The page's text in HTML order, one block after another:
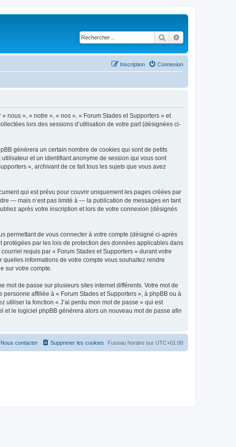
Rechercher
Connexion
Inscription
nous », « notre », « nos », « Forum Stades et Supporters » et
lors des sessions d’utilisation de votre part (désignées ci-
génèrera un certain nombre de cookies qui sont de petits
et un identifiant anonyme de session qui vous sont
», archivant de ce fait tous les sujets que vous avez
qui est prévu pour couvrir uniquement les pages créées par
— mais n’est pas limité à — la publication de messages en tant
après votre inscription et lors de votre connexion (désignés
permettant de vous connecter à votre compte (désigné ci-après
par les lois de protection des données applicables dans
requis par « Forum Stades et Supporters » durant votre
informations de votre compte vous souhaitez rendre
sur votre compte.
mot de passe sur plusieurs sites internet différents. Votre mot de
affiliée à « Forum Stades et Supporters », à phpBB ou à
utiliser la fonction « J’ai perdu mon mot de passe » qui est
et le logiciel phpBB générera alors un nouveau mot de passe afin
Fuseau horaire sur UTC+01:00
Supprimer les cookies
Nous contacter